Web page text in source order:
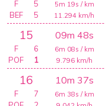
5m 19s / km
11.294 km/h
F
5
BEF
5
15 09m 48s
6m 08s / km
9.796 km/h
F
6
POF
1
16 10m 37s
6m 38s / km
F
7